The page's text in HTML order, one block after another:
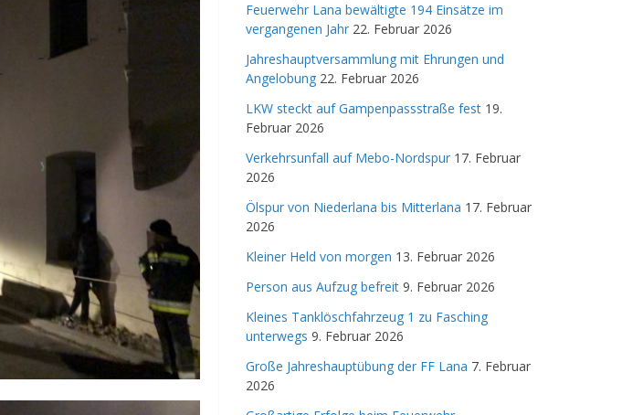
Feuerwehr Lana bewältigte 194 Einsätze im
vergangenen Jahr 22. Februar 2026
Jahreshauptversammlung mit Ehrungen und
Angelobung 22. Februar 2026
LKW steckt auf Gampenpassstraße fest 19.
Februar 2026
Verkehrsunfall auf Mebo-Nordspur 17. Februar
2026
Ölspur von Niederlana bis Mitterlana 17. Februar
2026
Kleiner Held von morgen 13. Februar 2026
Person aus Aufzug befreit 9. Februar 2026
Kleines Tanklöschfahrzeug 1 zu Fasching
unterwegs 9. Februar 2026
Große Jahreshauptübung der FF Lana 7. Februar
2026